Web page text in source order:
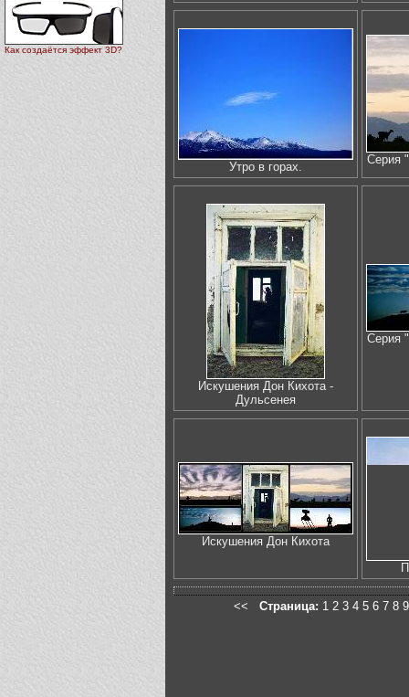
Как создаётся эффект 3D?
Утро в горах.
Серия
Искушения Дон Кихота -
Дульсенея
Серия
Искушения Дон Кихота
<< Страница: 1 2 3 4 5 6 7 8 9